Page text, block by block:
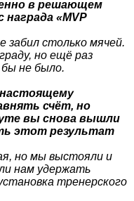
в решающем
«MVP
забил столько мячей.
но ещё раз
не было.
счёт, но
вы снова вышли
этот результат
но мы выстояли и
нам удержать
тренерского